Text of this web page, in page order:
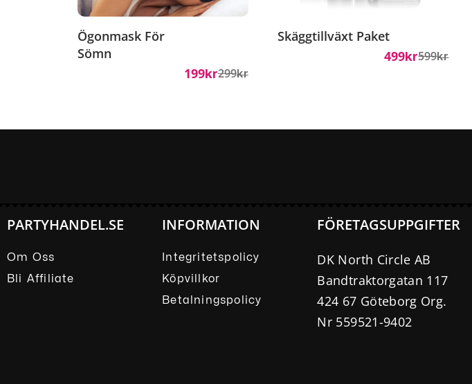
Ögonmask För
Sömn
299Kr
199Kr
Skäggtillväxt Paket
599Kr
499Kr
PARTYHANDEL.SE
Om Oss
Bli Affiliate
INFORMATION
Integritetspolicy
Köpvillkor
Betalningspolicy
FÖRETAGSUPPGIFTER
DK North Circle AB
Bandtraktorgatan 117
424 67 Göteborg Org.
Nr 559521-9402